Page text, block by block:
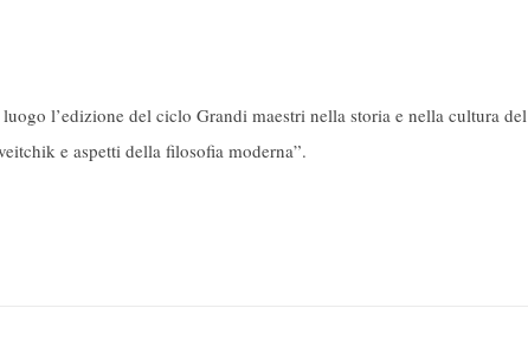
l’edizione del ciclo Grandi maestri nella storia e nella cultura del
e aspetti della filosofia moderna”.